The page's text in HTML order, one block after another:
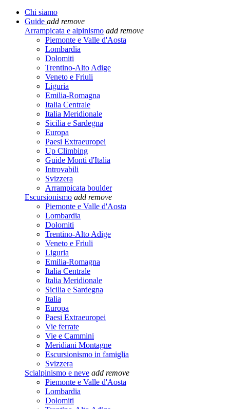
Chi siamo
Guide add remove
Arrampicata e alpinismo add remove
Piemonte e Valle d'Aosta
Lombardia
Dolomiti
Trentino-Alto Adige
Veneto e Friuli
Liguria
Emilia-Romagna
Italia Centrale
Italia Meridionale
Sicilia e Sardegna
Europa
Paesi Extraeuropei
Up Climbing
Guide Monti d'Italia
Introvabili
Svizzera
Arrampicata boulder
Escursionismo add remove
Piemonte e Valle d'Aosta
Lombardia
Dolomiti
Trentino-Alto Adige
Veneto e Friuli
Liguria
Emilia-Romagna
Italia Centrale
Italia Meridionale
Sicilia e Sardegna
Italia
Europa
Paesi Extraeuropei
Vie ferrate
Vie e Cammini
Meridiani Montagne
Escursionismo in famiglia
Svizzera
Scialpinismo e neve add remove
Piemonte e Valle d'Aosta
Lombardia
Dolomiti